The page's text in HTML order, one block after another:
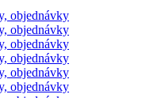
objednávky
objednávky
objednávky
objednávky
objednávky
objednávky